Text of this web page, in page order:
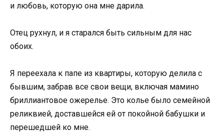
и любовь, которую она мне дарила.
Отец рухнул, и я старался быть сильным для нас
обоих.
Я переехала к папе из квартиры, которую делила с
бывшим, забрав все свои вещи, включая мамино
бриллиантовое ожерелье. Это колье было семейной
реликвией, доставшейся ей от покойной бабушки и
перешедшей ко мне.